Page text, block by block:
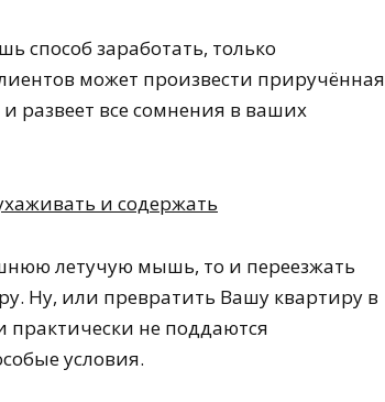
способ заработать, только
может произвести приручённая
развеет все сомнения в ваших
летучую мышь, то и переезжать
Ну, или превратить Вашу квартиру в
не поддаются
условия.